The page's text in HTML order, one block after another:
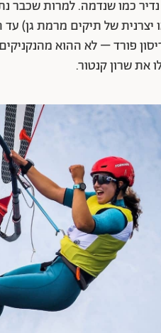
כמו שנדמה. למרות
יצרנית של תיקים מרמת גן) עד
פורד – לא ההוא
את שרון קנטור.